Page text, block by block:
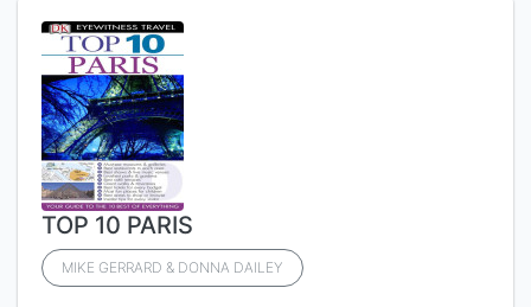
TOP 10 PARIS
MIKE GERRARD & DONNA DAILEY